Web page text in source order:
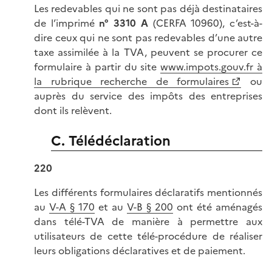
Les redevables qui ne sont pas déjà destinataires
de l’imprimé n° 3310 A (CERFA 10960), c’est-à-
dire ceux qui ne sont pas redevables d’une autre
taxe assimilée à la TVA, peuvent se procurer ce
formulaire à partir du sitewww.impots.gouv.fr à
la rubrique recherche de formulaires
ou
auprès du service des impôts des entreprises
dont ils relèvent.
C. Télédéclaration
220
Les différents formulaires déclaratifs mentionnés
au V-A § 170 et au V-B § 200 ont été aménagés
dans télé-TVA de manière à permettre aux
utilisateurs de cette télé-procédure de réaliser
leurs obligations déclaratives et de paiement.